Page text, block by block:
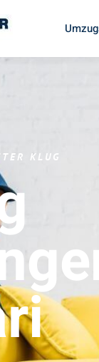
KLUG